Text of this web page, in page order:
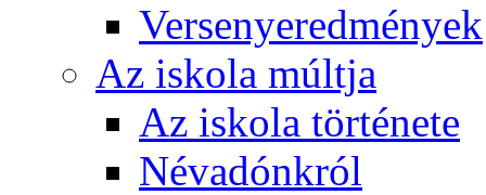
Versenyeredmények
Az iskola múltja
Az iskola története
Névadónkról